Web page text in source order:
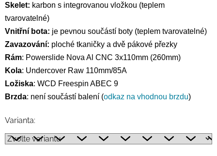
Skelet: karbon s integrovanou vložkou (teplem
tvarovatelné)
Vnitřní bota: je pevnou součástí boty (teplem tvarovatelné)
Zavazování: ploché tkaničky a dvě pákové přezky
Rám: Powerslide Nova Al CNC 3x110mm (260mm)
Kola: Undercover Raw 110mm/85A
Ložiska: WCD Freespin ABEC 9
Brzda: není součástí balení (odkaz na vhodnou brzdu)
Varianta: